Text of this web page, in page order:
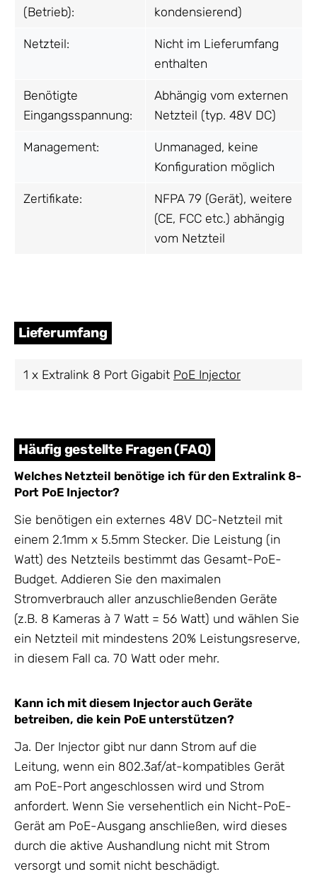
(Betrieb): kondensierend)
Netzteil:
Nicht im Lieferumfang
enthalten
Benötigte
Eingangsspannung:
Abhängig vom externen
Netzteil (typ. 48V DC)
Management:
Unmanaged, keine
Konfiguration möglich
Zertifikate:
NFPA 79 (Gerät), weitere
(CE, FCC etc.) abhängig
vom Netzteil
Lieferumfang
1 x Extralink 8 Port Gigabit PoE Injector
Häufig gestellte Fragen (FAQ)
Welches Netzteil benötige ich für den Extralink 8-
Port PoE Injector?
Sie benötigen ein externes 48V DC-Netzteil mit
einem 2.1mm x 5.5mm Stecker. Die Leistung (in
Watt) des Netzteils bestimmt das Gesamt-PoE-
Budget. Addieren Sie den maximalen
Stromverbrauch aller anzuschließenden Geräte
(z.B. 8 Kameras à 7 Watt = 56 Watt) und wählen Sie
ein Netzteil mit mindestens 20% Leistungsreserve,
in diesem Fall ca. 70 Watt oder mehr.
Kann ich mit diesem Injector auch Geräte
betreiben, die kein PoE unterstützen?
Ja. Der Injector gibt nur dann Strom auf die
Leitung, wenn ein 802.3af/at-kompatibles Gerät
am PoE-Port angeschlossen wird und Strom
anfordert. Wenn Sie versehentlich ein Nicht-PoE-
Gerät am PoE-Ausgang anschließen, wird dieses
durch die aktive Aushandlung nicht mit Strom
versorgt und somit nicht beschädigt.